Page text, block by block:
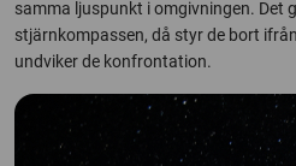
samma ljuspunkt i omgivningen. Det
stjärnkompassen, då styr de bort
undviker de konfrontation.